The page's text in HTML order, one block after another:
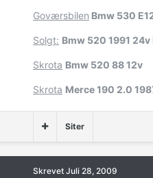
Siter
Goværsbilen Bmw 530
Solgt: Bmw 520 1991 24v
Skrota Bmw 520 88 12v
Skrota Merce 190 2.0
Skrevet Juli 28, 2009